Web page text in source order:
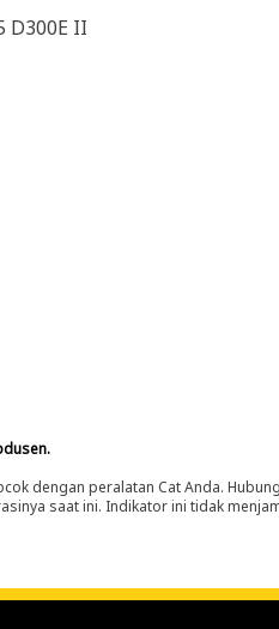
D300E II
dengan peralatan Cat Anda.
saat ini. Indikator ini tidak